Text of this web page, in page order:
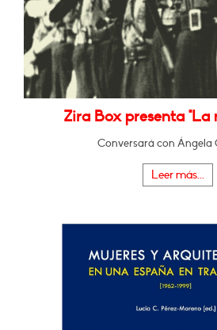
Zira Box presenta "La
Conversará con Ángela
Leer más...